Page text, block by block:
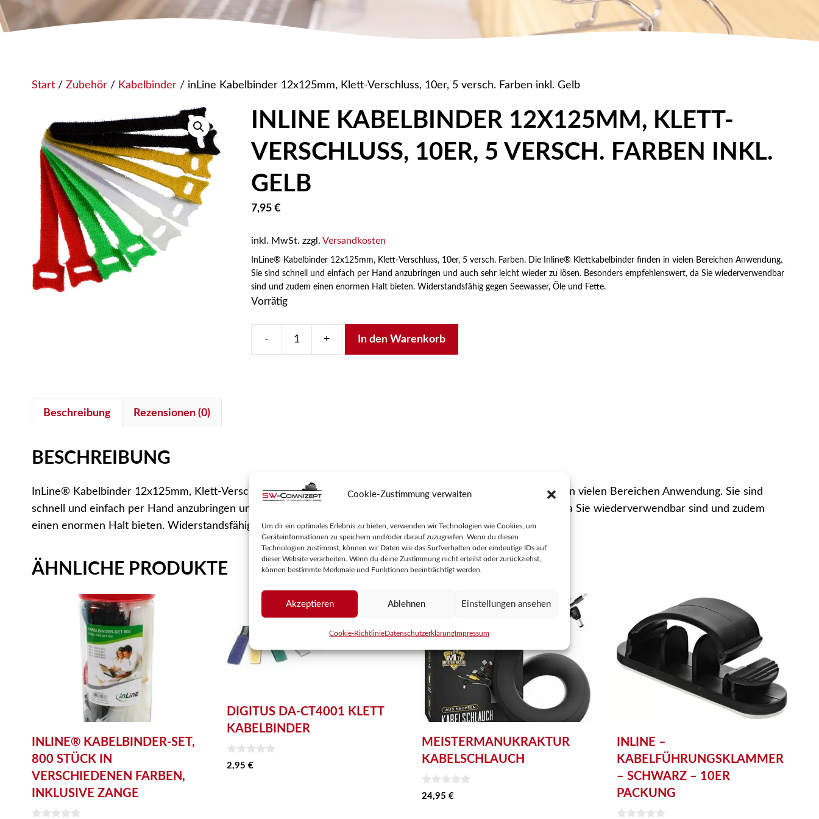
Cookie-Zustimmung verwalten
Um dir ein optimales Erlebnis zu bieten, verwenden wir Technologien wie Cookies, um
Geräteinformationen zu speichern und/oder darauf zuzugreifen. Wenn du diesen
Technologien zustimmst, können wir Daten wie das Surfverhalten oder eindeutige IDs auf
dieser Website verarbeiten. Wenn du deine Zustimmung nicht erteilst oder zurückziehst,
können bestimmte Merkmale und Funktionen beeinträchtigt werden.
Akzeptieren Ablehnen Einstellungen ansehen
Cookie-RichtlinieDatenschutzerklärungImpressum
Start / Zubehör / Kabelbinder / inLine Kabelbinder 12x125mm, Klett-Verschluss, 10er, 5 versch. Farben inkl. Gelb
INLINE KABELBINDER 12X125MM, KLETT-
VERSCHLUSS, 10ER, 5 VERSCH. FARBEN INKL.
GELB
7,95 €
inkl. MwSt. zzgl. Versandkosten
InLine® Kabelbinder 12x125mm, Klett-Verschluss, 10er, 5 versch. Farben. Die Inline® Klettkabelbinder finden in vielen Bereichen Anwendung.
Sie sind schnell und einfach per Hand anzubringen und auch sehr leicht wieder zu lösen. Besonders empfehlenswert, da Sie wiederverwendbar
sind und zudem einen enormen Halt bieten. Widerstandsfähig gegen Seewasser, Öle und Fette.
Vorrätig
-
inkl.
Menge
+ In den Warenkorb
Beschreibung Rezensionen (0)
BESCHREIBUNG
InLine® Kabelbinder 12x125mm, Klett-Verschluss, 10er, 5 versch. Farben. Die Inline® Klettkabelbinder finden in vielen Bereichen Anwendung. Sie sind
schnell und einfach per Hand anzubringen und auch sehr leicht wieder zu lösen. Besonders empfehlenswert, da Sie wiederverwendbar sind und zudem
einen enormen Halt bieten. Widerstandsfähig gegen Seewasser, Öle und Fette.
ÄHNLICHE PRODUKTE
INLINE® KABELBINDER-SET,
800 STÜCK IN
VERSCHIEDENEN FARBEN,
INKLUSIVE ZANGE
DIGITUS DA-CT4001 KLETT
KABELBINDER
0
v
2,95 €
MEISTERMANUKRAKTUR
KABELSCHLAUCH
0
v
24,95 €
INLINE –
KABELFÜHRUNGSKLAMMER
– SCHWARZ – 10ER
PACKUNG